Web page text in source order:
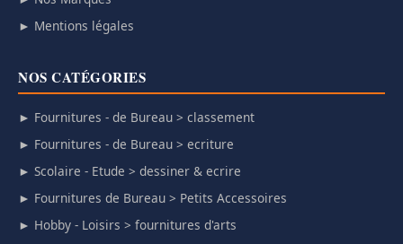
► Mentions légales
NOS CATÉGORIES
► Fournitures - de Bureau > classement
► Fournitures - de Bureau > ecriture
► Scolaire - Etude > dessiner & ecrire
► Fournitures de Bureau > Petits Accessoires
► Hobby - Loisirs > fournitures d'arts